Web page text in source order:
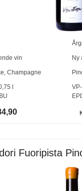
vin Ny
,Champagne
l
BU
Fuoripista